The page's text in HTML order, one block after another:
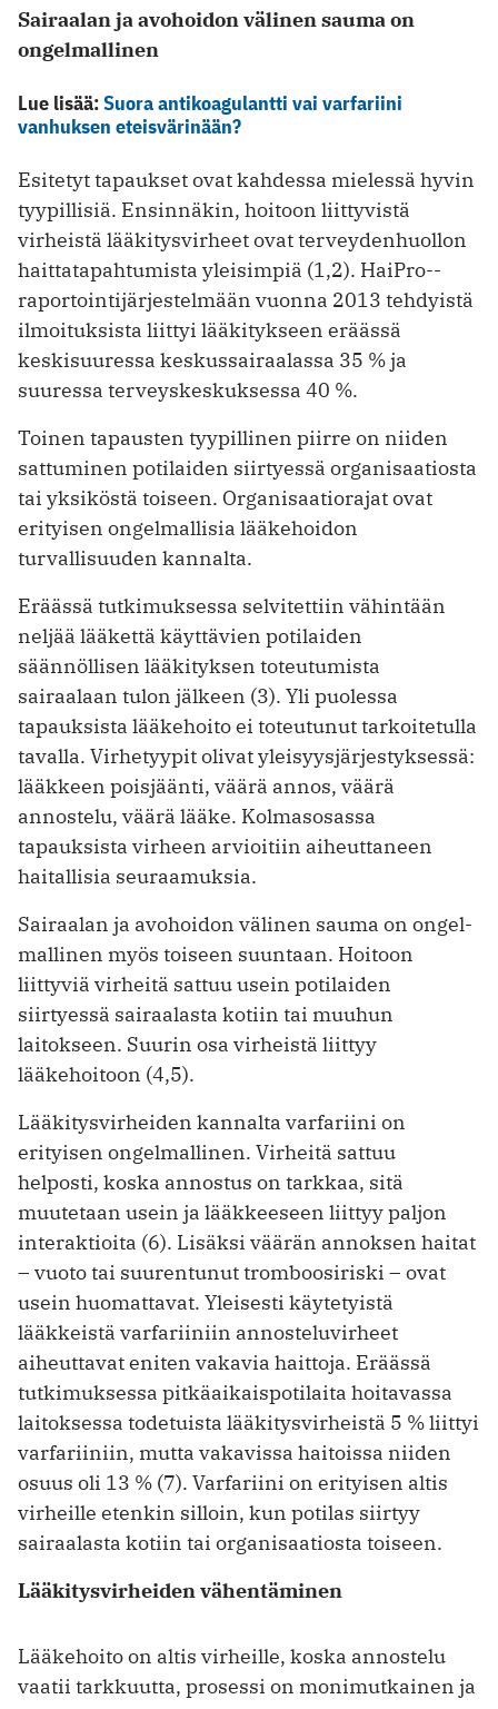
Sairaalan ja avohoidon välinen sauma on
ongelmallinen
Lue lisää:Suora antikoagulantti vai varfariini
vanhuksen eteisvärinään?
Esitetyt tapaukset ovat kahdessa mielessä hyvin
tyypillisiä. Ensinnäkin, hoitoon liittyvistä
virheistä lääkitysvirheet ovat terveydenhuollon
haittatapahtumista yleisimpiä (1,2). HaiPro-­
raportointijärjestelmään vuonna 2013 tehdyistä
ilmoituksista liittyi lääkitykseen eräässä
keskisuuressa keskussairaalassa 35 % ja
suuressa terveyskeskuksessa 40 %.
Toinen tapausten tyypillinen piirre on niiden
sattuminen potilaiden siirtyessä organisaatiosta
tai yksiköstä toiseen. Organisaatiorajat ovat
erityisen ongelmallisia lääkehoidon
turvallisuuden kannalta.
Eräässä tutkimuksessa selvitettiin vähintään
neljää lääkettä käyttävien potilaiden
säännöllisen lääkityksen toteutumista
sairaalaan tulon jälkeen (3). Yli puolessa
tapauksista lääkehoito ei toteutunut tarkoitetulla
tavalla. Virhetyypit olivat yleisyysjärjestyksessä:
lääkkeen poisjäänti, väärä annos, väärä
annostelu, väärä lääke. Kolmasosassa
tapauksista virheen arvioitiin aiheuttaneen
haitallisia seuraamuksia.
Sairaalan ja avohoidon välinen sauma on ongel­
mallinen myös toiseen suuntaan. Hoitoon
liittyviä virheitä sattuu usein potilaiden
siirtyessä sairaalasta kotiin tai muuhun
laitokseen. Suurin osa virheistä liittyy
lääkehoitoon (4,5).
Lääkitysvirheiden kannalta varfariini on
erityisen ongelmallinen. Virheitä sattuu
helposti, koska annostus on tarkkaa, sitä
muutetaan usein ja lääkkeeseen liittyy paljon
interaktioita (6). Lisäksi väärän annoksen haitat
– vuoto tai suurentunut tromboosiriski – ovat
usein huomattavat. Yleisesti käytetyistä
lääkkeistä varfariiniin annosteluvirheet
aiheuttavat eniten vakavia haittoja. Eräässä
tutkimuksessa pitkäaikaispotilaita hoitavassa
laitoksessa todetuista lääkitysvirheistä 5 % liittyi
varfariiniin, mutta vakavissa haitoissa niiden
osuus oli 13 % (7). Varfariini on erityisen altis
virheille etenkin silloin, kun potilas siirtyy
sairaalasta kotiin tai organisaatiosta toiseen.
Lääkitysvirheiden vähentäminen
Lääkehoito on altis virheille, koska annostelu
vaatii tarkkuutta, prosessi on monimutkainen ja